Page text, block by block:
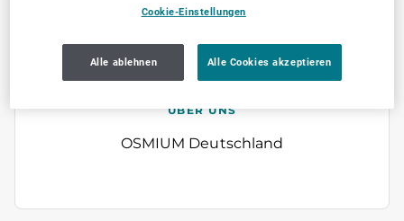
ÜBER UNS
OSMIUM Deutschland
Cookie-Einstellungen
Alle ablehnen Alle Cookies akzeptieren